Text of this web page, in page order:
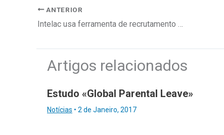
ANTERIOR
Artigos relacionados
Estudo «Global Parental Leave»
Notícias • 2 de Janeiro, 2017